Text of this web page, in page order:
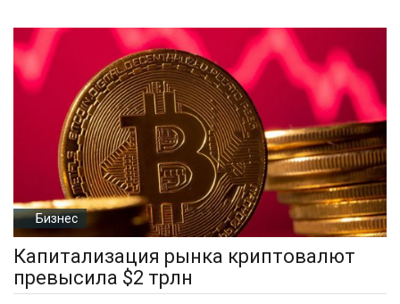
Бизнес
Капитализация рынка криптовалют
превысила $2 трлн